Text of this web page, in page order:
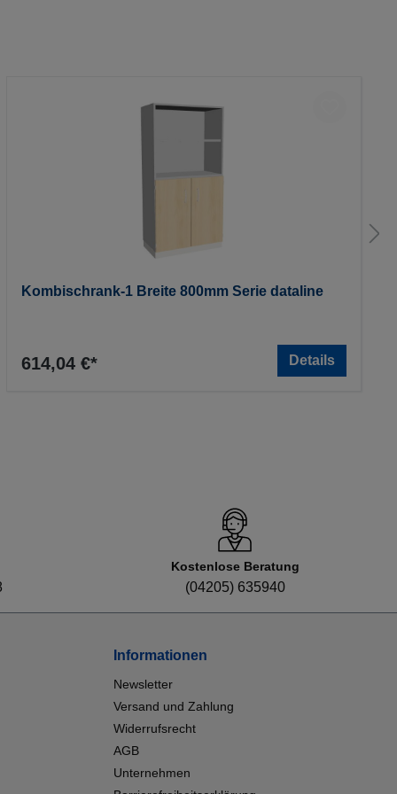
Kombischrank-1 Breite 800mm Serie dataline
614,04 €* Details
Kostenlose Beratung
(04205) 635940
Informationen
Newsletter
Versand und Zahlung
Widerrufsrecht
AGB
Unternehmen